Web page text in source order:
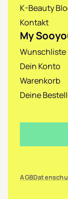
K-Beauty
Kontakt
My
Wunschliste
Dein Konto
Warenkorb
Deine
AGB